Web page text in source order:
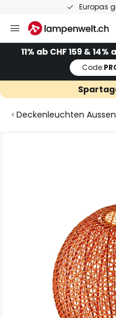
Europas
Inhalt
springen
11% ab CHF 159 &
Code:
Deckenleuchten Aussen